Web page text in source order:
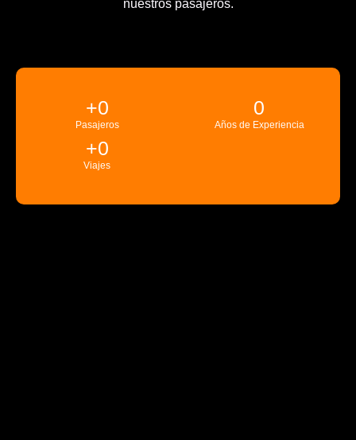
nuestros pasajeros.
Pasajeros
+0
Años de Experiencia
0
Viajes
+0